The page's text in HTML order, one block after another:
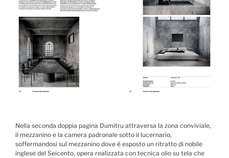
Nella seconda doppia pagina Dumitru attraversa la zona conviviale,
il mezzanino e la camera padronale sotto il lucernario,
soffermandosi sul mezzanino dove è esposto un ritratto di nobile
inglese del Seicento, opera realizzata con tecnica olio su tela che